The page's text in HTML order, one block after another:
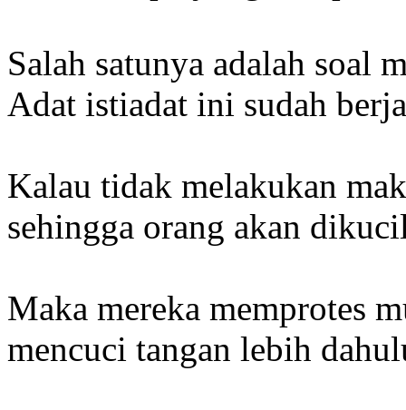
Salah satunya adalah soal
Adat istiadat ini sudah
Kalau tidak melakukan
sehingga orang akan
Maka mereka memprotes
mencuci tangan lebih